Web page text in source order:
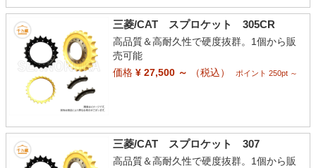
三菱/CAT スプロケット 305CR
高品質＆高耐久性で硬度抜群。1個から販
売可能
価格¥ 27,500 ～ （税込） ポイント 250pt ～
三菱/CAT スプロケット 307
高品質＆高耐久性で硬度抜群。1個から販